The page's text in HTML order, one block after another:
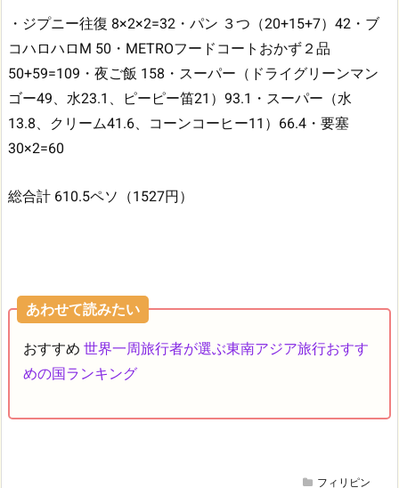
・ジプニー往復 8×2×2=32 ・パン ３つ（20+15+7）42 ・ブ
コハロハロM 50 ・METROフードコートおかず２品
50+59=109 ・夜ご飯 158 ・スーパー（ドライグリーンマン
ゴー49、水23.1、ピーピー笛21）93.1 ・スーパー（水
13.8、クリーム41.6、コーンコーヒー11）66.4 ・要塞
30×2=60
総合計 610.5ペソ（1527円）
あわせて読みたい
おすすめ 世界一周旅行者が選ぶ東南アジア旅行おすす
めの国ランキング
フィリピン